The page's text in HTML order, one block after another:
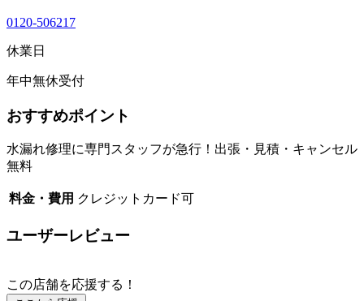
0120-506217
休業日
年中無休受付
おすすめポイント
水漏れ修理に専門スタッフが急行！出張・見積・キャンセル
無料
料金・費用 クレジットカード可
ユーザーレビュー
この店舗を応援する！